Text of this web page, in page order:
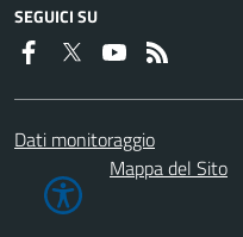
SEGUICI SU
Dati monitoraggio
Mappa del Sito